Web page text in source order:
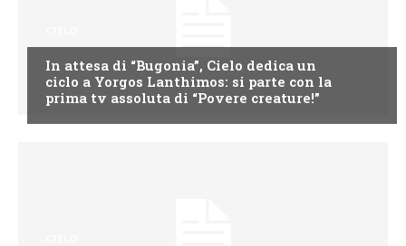
In attesa di “Bugonia”, Cielo dedica un
ciclo a Yorgos Lanthimos: si parte con la
prima tv assoluta di “Povere creature!”